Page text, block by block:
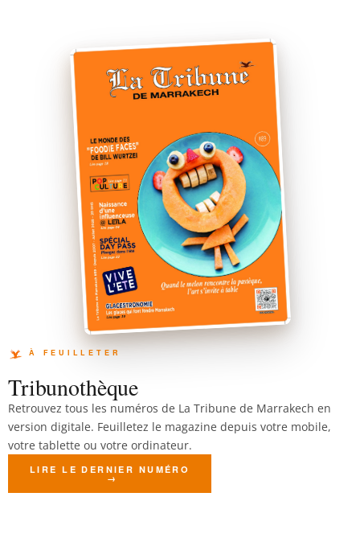
Tribunothèque
Retrouvez tous les numéros de La Tribune de Marrakech en
version digitale. Feuilletez le magazine depuis votre mobile,
votre tablette ou votre ordinateur.
LIRE LE DERNIER NUMÉRO